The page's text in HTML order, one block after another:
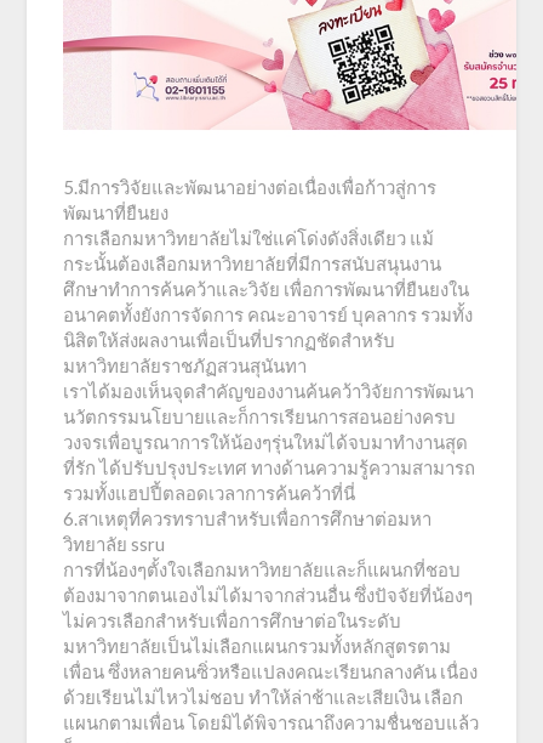
5.มีการวิจัยและพัฒนาอย่างต่อเนื่องเพื่อก้าวสู่การ
พัฒนาที่ยืนยง
การเลือกมหาวิทยาลัยไม่ใช่แค่โด่งดังสิ่งเดียว แม้
กระนั้นต้องเลือกมหาวิทยาลัยที่มีการสนับสนุนงาน
ศึกษาทำการค้นคว้าและวิจัย เพื่อการพัฒนาที่ยืนยงใน
อนาคตทั้งยังการจัดการ คณะอาจารย์ บุคลากร รวมทั้ง
นิสิตให้ส่งผลงานเพื่อเป็นที่ปรากฏชัดสำหรับ
มหาวิทยาลัยราชภัฏสวนสุนันทา
เราได้มองเห็นจุดสำคัญของงานค้นคว้าวิจัยการพัฒนา
นวัตกรรมนโยบายและก็การเรียนการสอนอย่างครบ
วงจรเพื่อบูรณาการให้น้องๆรุ่นใหม่ได้จบมาทำงานสุด
ที่รัก ได้ปรับปรุงประเทศ ทางด้านความรู้ความสามารถ
รวมทั้งแฮปปี้ตลอดเวลาการค้นคว้าที่นี่
6.สาเหตุที่ควรทราบสำหรับเพื่อการศึกษาต่อมหา
วิทยาลัย ssru
การที่น้องๆตั้งใจเลือกมหาวิทยาลัยและก็แผนกที่ชอบ
ต้องมาจากตนเองไม่ได้มาจากส่วนอื่น ซึ่งปัจจัยที่น้องๆ
ไม่ควรเลือกสำหรับเพื่อการศึกษาต่อในระดับ
มหาวิทยาลัยเป็นไม่เลือกแผนกรวมทั้งหลักสูตรตาม
เพื่อน ซึ่งหลายคนซิ่วหรือแปลงคณะเรียนกลางคัน เนื่อง
ด้วยเรียนไม่ไหวไม่ชอบ ทำให้ล่าช้าและเสียเงิน เลือก
แผนกตามเพื่อน โดยมิได้พิจารณาถึงความชื่นชอบแล้ว